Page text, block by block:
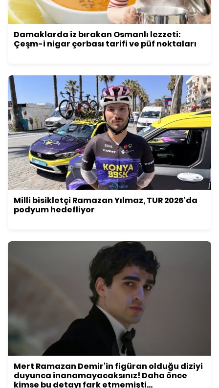
Damaklarda iz bırakan Osmanlı lezzeti:
Çeşm-i nigar çorbası tarifi ve püf noktaları
Milli bisikletçi Ramazan Yılmaz, TUR 2026'da
podyum hedefliyor
Mert Ramazan Demir'in figüran olduğu diziyi
duyunca inanamayacaksınız! Daha önce
kimse bu detayı fark etmemişti...